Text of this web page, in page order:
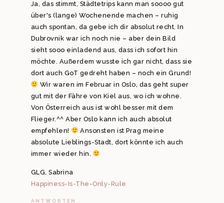
Ja, das stimmt, Städtetrips kann man soooo gut
über's (lange) Wochenende machen – ruhig
auch spontan, da gebe ich dir absolut recht. In
Dubrovnik war ich noch nie – aber dein Bild
sieht sooo einladend aus, dass ich sofort hin
möchte. Außerdem wusste ich gar nicht, dass sie
dort auch GoT gedreht haben – noch ein Grund!
Wir waren im Februar in Oslo, das geht super
gut mit der Fähre von Kiel aus, wo ich wohne.
Von Österreich aus ist wohl besser mit dem
Flieger.^^ Aber Oslo kann ich auch absolut
empfehlen!
Ansonsten ist Prag meine
absolute Lieblings-Stadt, dort könnte ich auch
immer wieder hin.
GLG, Sabrina
Happiness-Is-The-Only-Rule
ANTWORTEN